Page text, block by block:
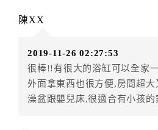
房者應補足差額。（限原訂飯店）
房者不得要求退其差額。（限原
五、取消訂單
訂房者因故取消訂單辦理退款，
陳XX
2019-11-26 02:27:53
很棒!!有很大的浴缸可以全家
外面拿東西也很方便,房間超
澡盆跟嬰兒床,很適合有小孩的